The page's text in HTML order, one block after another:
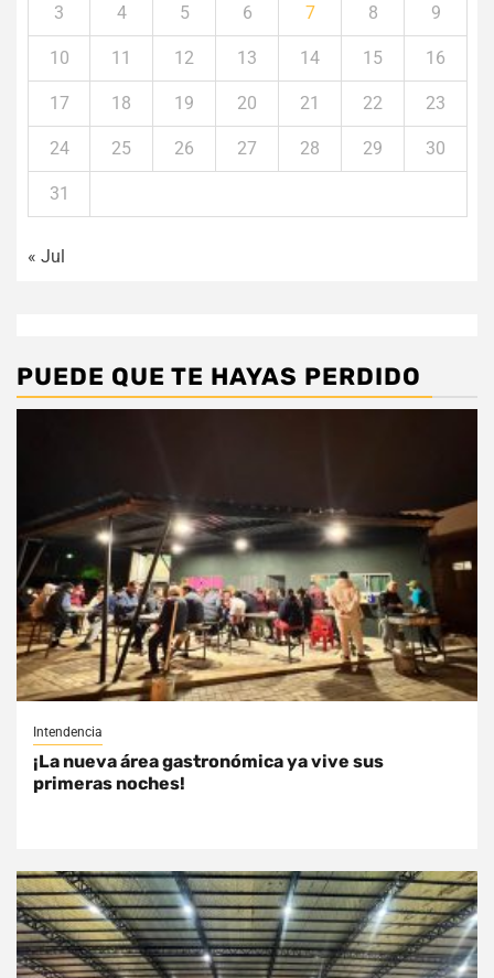
3 4 5 6 7 8 9
10 11 12 13 14 15 16
17 18 19 20 21 22 23
24 25 26 27 28 29 30
31
« Jul
PUEDE QUE TE HAYAS PERDIDO
Intendencia
¡La nueva área gastronómica ya vive sus
primeras noches!